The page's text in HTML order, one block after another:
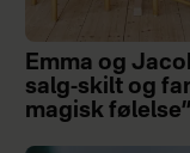
Emma og
salg-skilt og
magisk følelse”